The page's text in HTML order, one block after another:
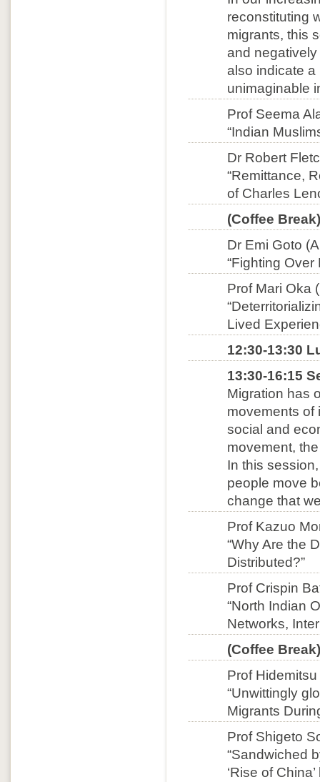
reconstituting
migrants, this
and negatively
also indicate a
unimaginable
Prof Seema
“Indian
Dr Robert
“Remittance,
of Charles
(Coffee Break)
Dr Emi Goto
“Fighting Over
Prof Mari Oka
Lived
12:30-13:30
13:30-16:15
Migration has
movements of
social and
movement,
In this
people move
change that
Prof Kazuo
“Why Are the
Distributed?”
Prof Crispin
“North Indian
Networks,
(Coffee Break)
Prof
“Unwittingly
Migrants
Prof Shigeto
“Sandwiched
‘Rise of